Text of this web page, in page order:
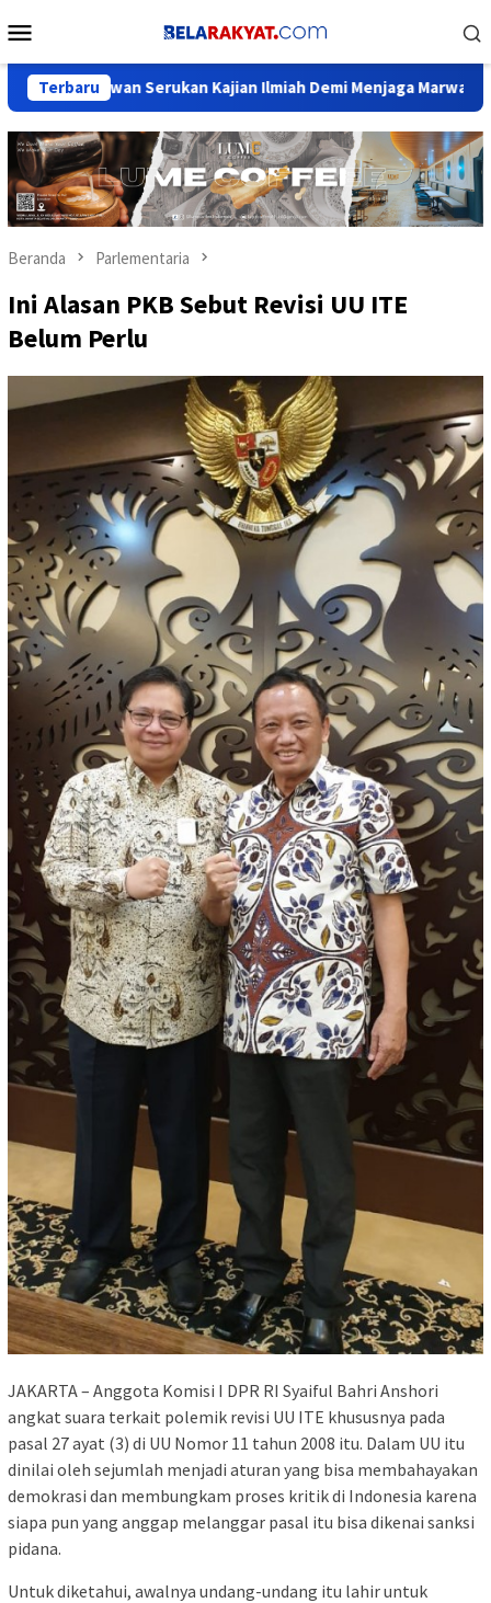
ke
Mobile
Terbaru
Serukan Kajian Ilmiah Demi Menjaga Marwah Sejarah
Beranda Parlementaria
Ini Alasan PKB Sebut Revisi UU ITE
Belum Perlu
JAKARTA – Anggota Komisi I DPR RI Syaiful Bahri Anshori
angkat suara terkait polemik revisi UU ITE khususnya pada
pasal 27 ayat (3) di UU Nomor 11 tahun 2008 itu. Dalam UU itu
dinilai oleh sejumlah menjadi aturan yang bisa membahayakan
demokrasi dan membungkam proses kritik di Indonesia karena
siapa pun yang anggap melanggar pasal itu bisa dikenai sanksi
pidana.
Untuk diketahui, awalnya undang-undang itu lahir untuk